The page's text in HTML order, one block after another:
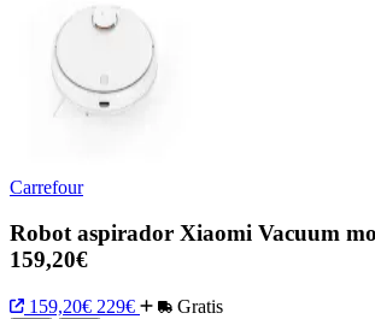
Carrefour
Robot aspirador Xiaomi Vacuum
159,20€
159,20€ 229€ Gratis